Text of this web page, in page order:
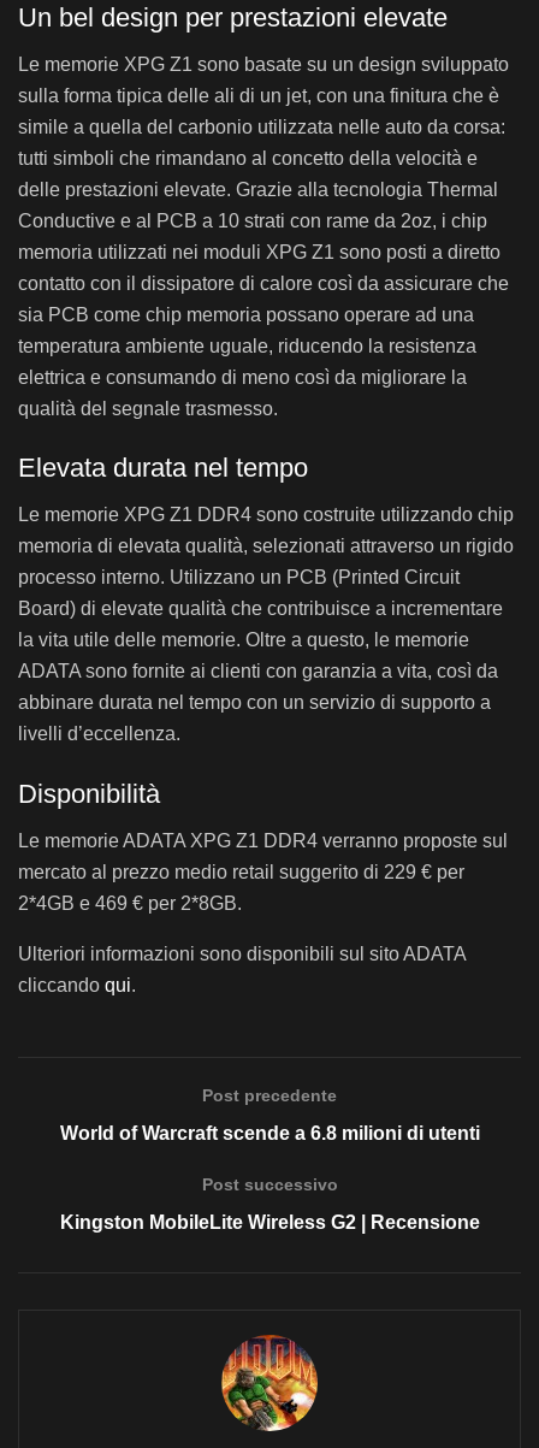
Un bel design per prestazioni elevate
Le memorie XPG Z1 sono basate su un design sviluppato
sulla forma tipica delle ali di un jet, con una finitura che è
simile a quella del carbonio utilizzata nelle auto da corsa:
tutti simboli che rimandano al concetto della velocità e
delle prestazioni elevate. Grazie alla tecnologia Thermal
Conductive e al PCB a 10 strati con rame da 2oz, i chip
memoria utilizzati nei moduli XPG Z1 sono posti a diretto
contatto con il dissipatore di calore così da assicurare che
sia PCB come chip memoria possano operare ad una
temperatura ambiente uguale, riducendo la resistenza
elettrica e consumando di meno così da migliorare la
qualità del segnale trasmesso.
Elevata durata nel tempo
Le memorie XPG Z1 DDR4 sono costruite utilizzando chip
memoria di elevata qualità, selezionati attraverso un rigido
processo interno. Utilizzano un PCB (Printed Circuit
Board) di elevate qualità che contribuisce a incrementare
la vita utile delle memorie. Oltre a questo, le memorie
ADATA sono fornite ai clienti con garanzia a vita, così da
abbinare durata nel tempo con un servizio di supporto a
livelli d’eccellenza.
Disponibilità
Le memorie ADATA XPG Z1 DDR4 verranno proposte sul
mercato al prezzo medio retail suggerito di 229 € per
2*4GB e 469 € per 2*8GB.
Ulteriori informazioni sono disponibili sul sito ADATA
cliccando qui.
Post precedente
World of Warcraft scende a 6.8 milioni di utenti
Post successivo
Kingston MobileLite Wireless G2 | Recensione